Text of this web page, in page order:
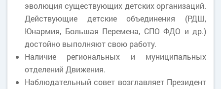
эволюция существующих детских организаций.
Действующие детские объединения (РДШ,
Юнармия, Большая Перемена, СПО ФДО и др.)
достойно выполняют свою работу.
Наличие региональных и муниципальных
отделений Движения.
Наблюдательный совет возглавляет Президент